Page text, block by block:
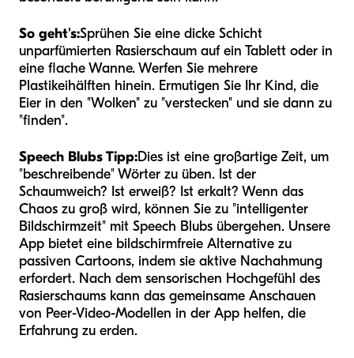
So geht's:Sprühen Sie eine dicke Schicht
unparfümierten Rasierschaum auf ein Tablett oder in
eine flache Wanne. Werfen Sie mehrere
Plastikeihälften hinein. Ermutigen Sie Ihr Kind, die
Eier in den "Wolken" zu "verstecken" und sie dann zu
"finden".
Speech Blubs Tipp:Dies ist eine großartige Zeit, um
"beschreibende" Wörter zu üben. Ist der
Schaumweich? Ist erweiß? Ist erkalt? Wenn das
Chaos zu groß wird, können Sie zu "intelligenter
Bildschirmzeit" mit Speech Blubs übergehen. Unsere
App bietet eine bildschirmfreie Alternative zu
passiven Cartoons, indem sie aktive Nachahmung
erfordert. Nach dem sensorischen Hochgefühl des
Rasierschaums kann das gemeinsame Anschauen
von Peer-Video-Modellen in der App helfen, die
Erfahrung zu erden.